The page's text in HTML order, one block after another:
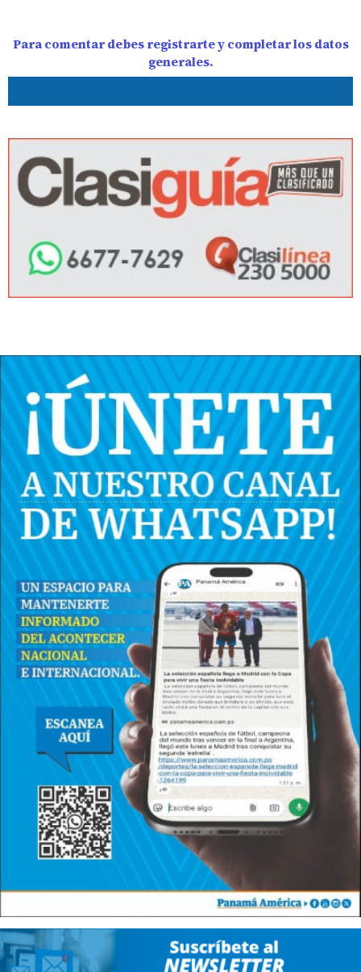
Para comentar debes registrarte y completar los datos
generales.